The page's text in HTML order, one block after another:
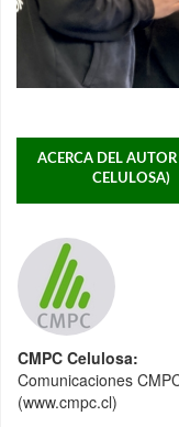
ACERCA DEL
CELULOSA)
CMPC Celulosa:
Comunicaciones
(www.cmpc.cl)